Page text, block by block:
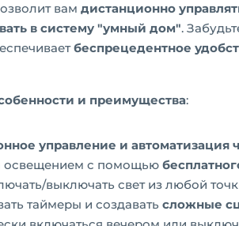
вам дистанционно
в систему "умный дом".
беспрецедентное
и преимущества:
управление и автоматизация
освещением с помощью
выключать свет из любой
таймеры и создавать сложные